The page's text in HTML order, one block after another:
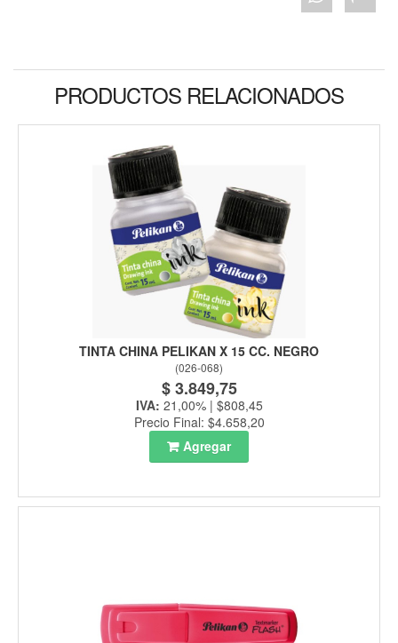
PRODUCTOS RELACIONADOS
TINTA CHINA PELIKAN X 15 CC. NEGRO
(026-068)
$ 3.849,75
IVA: 21,00% | $808,45
Precio Final: $4.658,20
Agregar